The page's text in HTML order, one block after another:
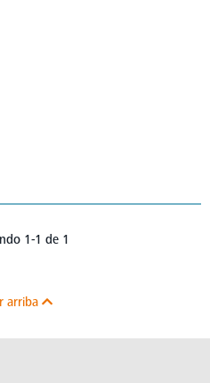
1-1 de 1
arriba